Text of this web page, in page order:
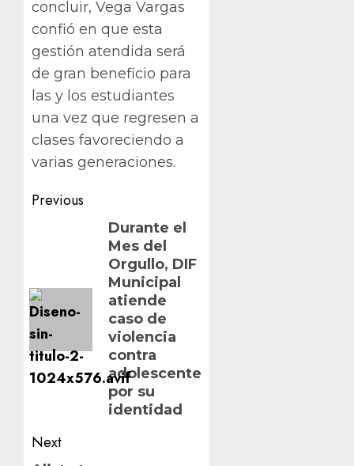
concluir, Vega Vargas
confió en que esta
gestión atendida será
de gran beneficio para
las y los estudiantes
una vez que regresen a
clases favoreciendo a
varias generaciones.
Post
navigation
Previous
Durante el
Mes del
Orgullo, DIF
Municipal
atiende
caso de
violencia
contra
adolescente
por su
identidad
Next